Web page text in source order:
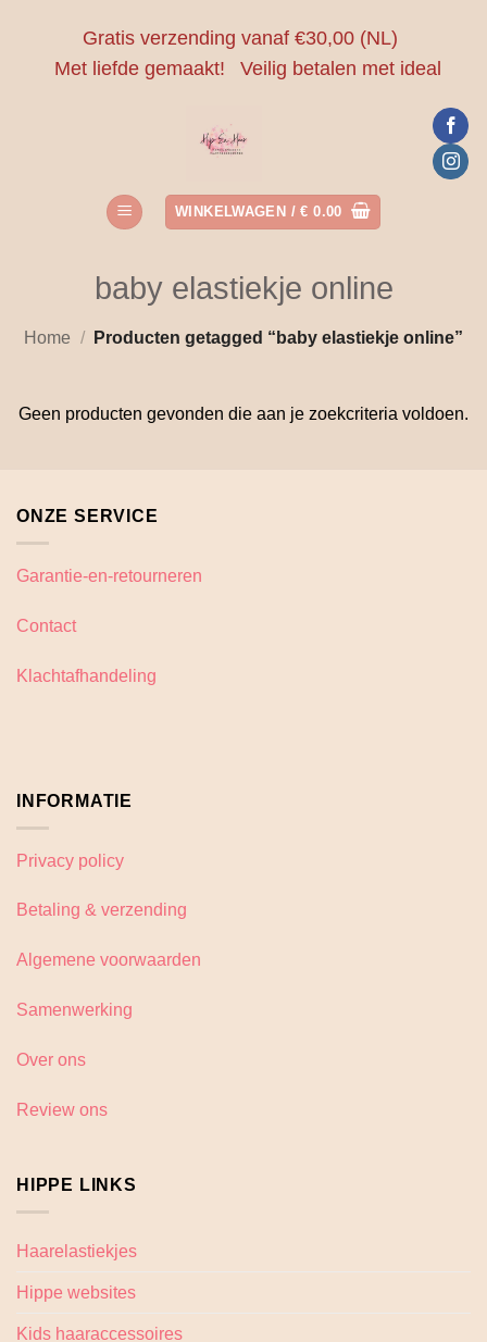
Gratis verzending vanaf €30,00 (NL)
Met liefde gemaakt!
Veilig betalen met ideal
WINKELWAGEN /€ 0.00
baby elastiekje online
Home / Producten getagged “baby elastiekje online”
Geen producten gevonden die aan je zoekcriteria voldoen.
ONZE SERVICE
Garantie-en-retourneren
Contact
Klachtafhandeling
INFORMATIE
Privacy policy
Betaling & verzending
Algemene voorwaarden
Samenwerking
Over ons
Review ons
HIPPE LINKS
Haarelastiekjes
Hippe websites
Kids haaraccessoires